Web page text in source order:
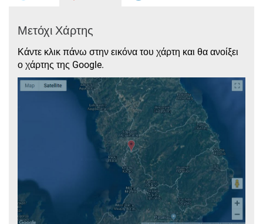
Μετόχι Χάρτης
Κάντε κλικ πάνω στην εικόνα του χάρτη και θα ανοίξει
ο χάρτης της Google.